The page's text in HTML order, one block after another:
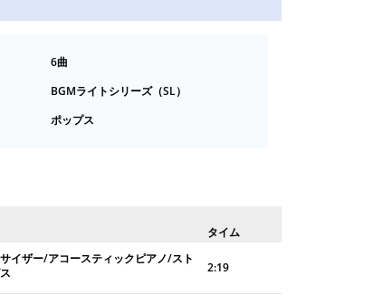
6曲
BGMライトシリーズ（SL）
ポップス
タイム
イザー/アコースティックピアノ/スト
2:19